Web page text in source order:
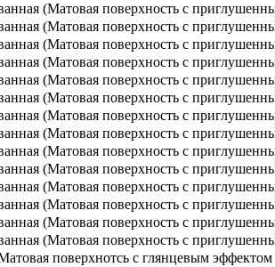
(Матовая поверхность с
(Матовая поверхность с
(Матовая поверхность с
(Матовая поверхность с
(Матовая поверхность с
(Матовая поверхность с
(Матовая поверхность с
(Матовая поверхность с
(Матовая поверхность с
(Матовая поверхность с
(Матовая поверхность с
(Матовая поверхность с
(Матовая поверхность с
(Матовая поверхность с
поверхнотсь с глянцевым эффектом